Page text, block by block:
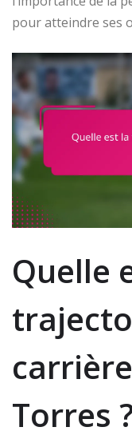
pour atteindre ses
Quelle
Torres